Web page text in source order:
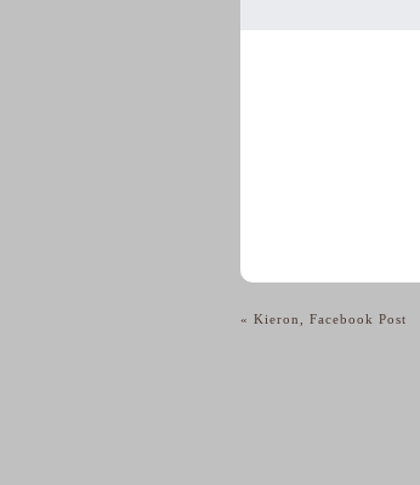
« Kieron, Facebook Post